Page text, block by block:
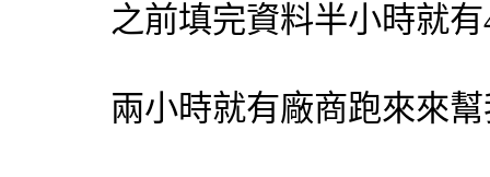
之前填完資料半小時就
兩小時就有廠商跑來來